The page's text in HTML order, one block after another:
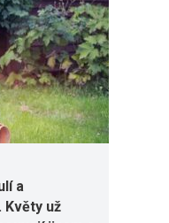
právě teď
a
už